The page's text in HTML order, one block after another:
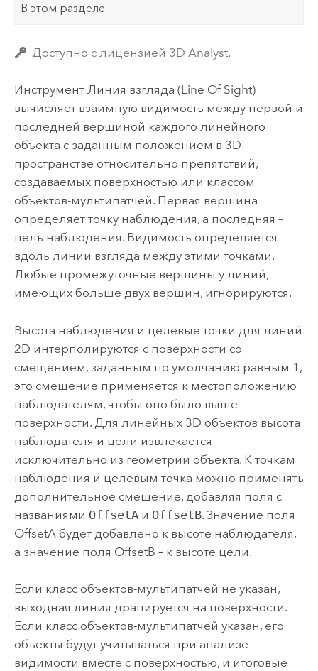
В этом разделе
Доступно с лицензией 3D Analyst.
Инструмент Линия взгляда (Line Of Sight)
вычисляет взаимную видимость между первой и
последней вершиной каждого линейного
объекта с заданным положением в 3D
пространстве относительно препятствий,
создаваемых поверхностью или классом
объектов-мультипатчей. Первая вершина
определяет точку наблюдения, а последняя –
цель наблюдения. Видимость определяется
вдоль линии взгляда между этими точками.
Любые промежуточные вершины у линий,
имеющих больше двух вершин, игнорируются.
Высота наблюдения и целевые точки для линий
2D интерполируются с поверхности со
смещением, заданным по умолчанию равным 1,
это смещение применяется к местоположению
наблюдателям, чтобы оно было выше
поверхности. Для линейных 3D объектов высота
наблюдателя и цели извлекается
исключительно из геометрии объекта. К точкам
наблюдения и целевым точка можно применять
дополнительное смещение, добавляя поля с
названиями OffsetAи OffsetB. Значение поля
OffsetA будет добавлено к высоте наблюдателя,
а значение поля OffsetB – к высоте цели.
Если класс объектов-мультипатчей не указан,
выходная линия драпируется на поверхности.
Если класс объектов-мультипатчей указан, его
объекты будут учитываться при анализе
видимости вместе с поверхностью, и итоговые